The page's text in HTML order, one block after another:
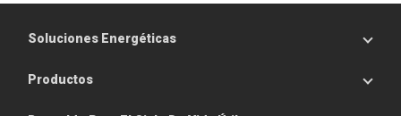
Soluciones Energéticas
Productos